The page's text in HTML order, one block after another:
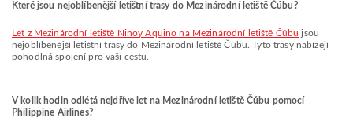
Které jsou nejoblíbenější letištní trasy do Mezinárodní letiště Čúbu?
let z Mezinárodní letiště Ninoy Aquino na Mezinárodní letiště Čúbu jsou
nejoblíbenější letištní trasy do Mezinárodní letiště Čúbu. Tyto trasy nabízejí
pohodlná spojení pro vaši cestu.
V kolik hodin odlétá nejdříve let na Mezinárodní letiště Čúbu pomocí
Philippine Airlines?